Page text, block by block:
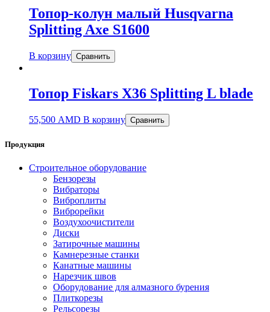
Топор-колун малый Husqvarna
Splitting Axe S1600
В корзину Сравнить
Топор Fiskars X36 Splitting L blade
55,500 AMD В корзину Сравнить
Продукция
Строительное оборудование
Бензорезы
Вибраторы
Виброплиты
Виброрейки
Воздухоочистители
Диски
Затирочные машины
Камнерезные станки
Канатные машины
Нарезчик швов
Оборудование для алмазного бурения
Плиткорезы
Рельсорезы